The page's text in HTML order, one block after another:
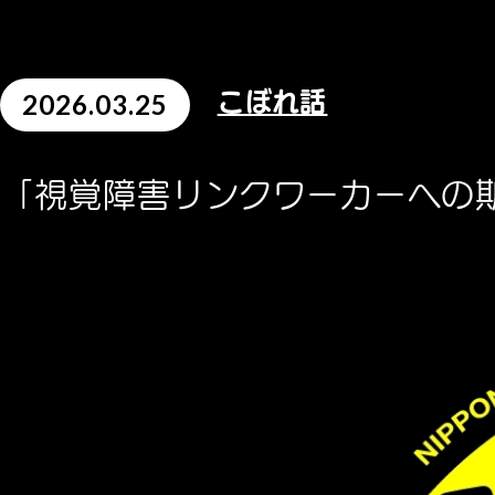
2026.03.25 こぼれ話
「視覚障害リンクワーカーへ